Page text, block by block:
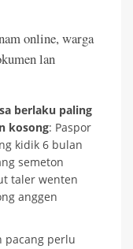
online, warga
lan
berlaku paling
kosong: Paspor
kidik 6 bulan
semeton
taler wenten
anggen
pacang perlu